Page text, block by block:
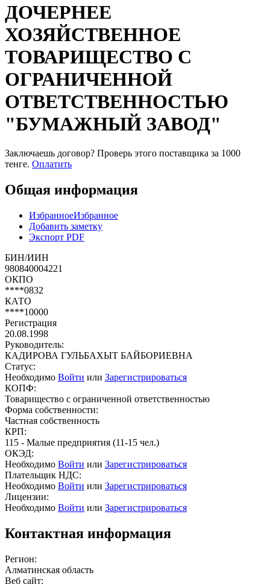
ДОЧЕРНЕЕ
ХОЗЯЙСТВЕННОЕ
ТОВАРИЩЕСТВО С
ОГРАНИЧЕННОЙ
ОТВЕТСТВЕННОСТЬЮ
"БУМАЖНЫЙ ЗАВОД"
Заключаешь договор? Проверь этого поставщика за 1000
тенге. Оплатить
Общая информация
ИзбранноеИзбранное
Добавить заметку
Экспорт PDF
БИН/ИИН
980840004221
ОКПО
****0832
КАТО
****10000
Регистрация
20.08.1998
Руководитель:
КАДИРОВА ГУЛЬБАХЫТ БАЙБОРИЕВНА
Статус:
Необходимо Войти или Зарегистрироваться
КОПФ:
Товарищество с ограниченной ответственностью
Форма собственности:
Частная собственность
КРП:
115 - Малые предприятия (11-15 чел.)
ОКЭД:
Необходимо Войти или Зарегистрироваться
Плательщик НДС:
Необходимо Войти или Зарегистрироваться
Лицензии:
Необходимо Войти или Зарегистрироваться
Контактная информация
Регион:
Алматинская область
Веб сайт: